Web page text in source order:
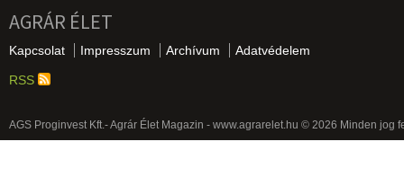
AGRÁR ÉLET
Kapcsolat Impresszum Archívum Adatvédelem
RSS
AGS Proginvest Kft.- Agrár Élet Magazin - www.agrarelet.hu © 2026 Minden jog